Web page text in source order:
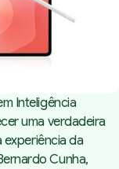
Inteligência
uma verdadeira
experiência da
Cunha,